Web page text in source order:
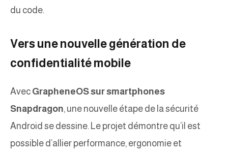
du code.
Vers une nouvelle génération de
confidentialité mobile
Avec GrapheneOS sur smartphones
Snapdragon, une nouvelle étape de la sécurité
Android se dessine. Le projet démontre qu’il est
possible d’allier performance, ergonomie et